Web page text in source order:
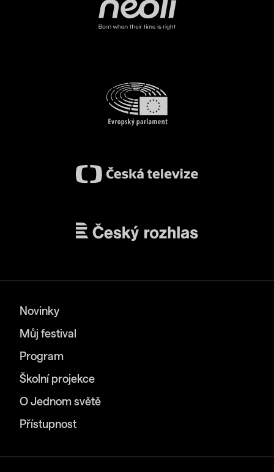
Novinky
Můj festival
Program
Školní projekce
O Jednom světě
Přístupnost